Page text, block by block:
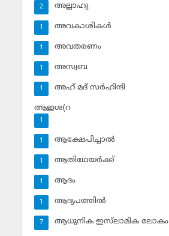
അല്ലാഹു
2
അവകാശികള്‍
1
അവതരണം
1
അസ്വബ
1
അഹ് മദ് സര്‍ഹിന്ദി
1
ആഇശ(റ
1
ആക്ഷേപിച്ചാല്‍
1
ആതിഥേയര്‍ക്ക്
1
ആദം
1
ആദ്യപത്തില്‍
1
ആധുനിക ഇസ്‌ലാമിക ലോകം
7